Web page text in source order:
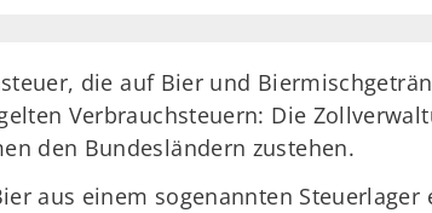
die auf Bier und
Verbrauchsteuern: Die
den Bundesländern zustehen.
aus einem sogenannten